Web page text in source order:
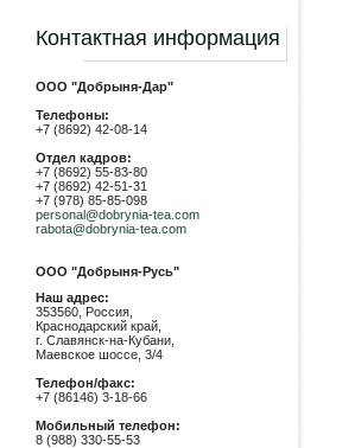
Контактная информация
ООО "Добрыня-Дар"
Телефоны:
+7 (8692) 42-08-14
Отдел кадров:
+7 (8692) 55-83-80
+7 (8692) 42-51-31
+7 (978) 85-85-098
personal@dobrynia-tea.com
rabota@dobrynia-tea.com
ООО "Добрыня-Русь"
Наш адрес:
353560, Россия,
Краснодарский край,
г. Славянск-на-Кубани,
Маевское шоссе, 3/4
Телефон/факс:
+7 (86146) 3-18-66
Мобильный телефон:
8 (988) 330-55-53